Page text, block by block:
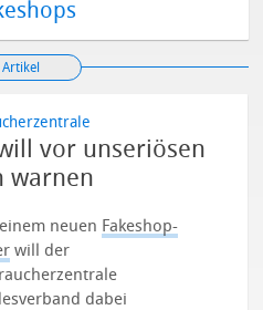
Artikel
vor unseriösen
warnen
neuen Fakeshop-
will der
dabei